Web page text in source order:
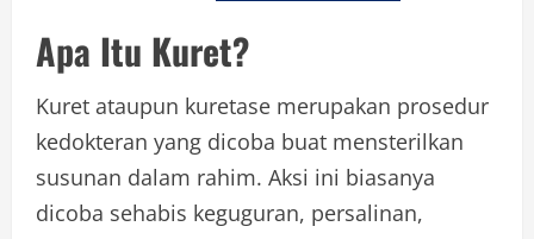
Apa Itu Kuret?
Kuret ataupun kuretase merupakan prosedur
kedokteran yang dicoba buat mensterilkan
susunan dalam rahim. Aksi ini biasanya
dicoba sehabis keguguran, persalinan,